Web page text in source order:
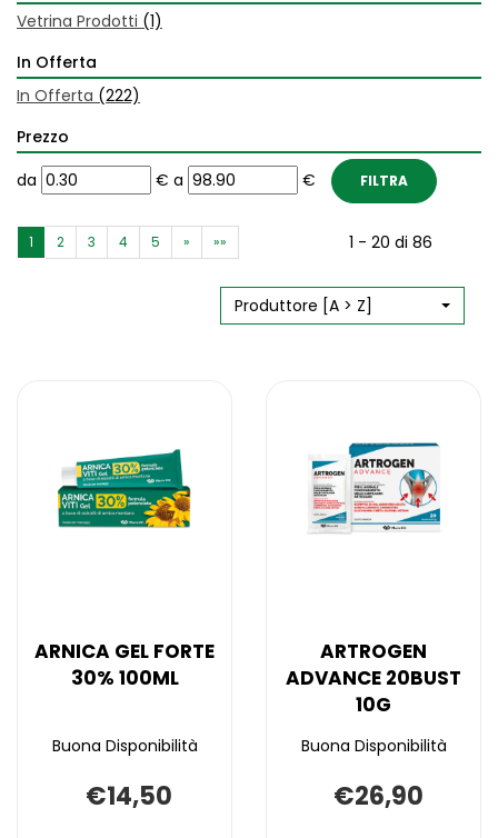
Vetrina Prodotti (1)
In Offerta
In Offerta (222)
Prezzo
filtra
da
da €
filtra
a
a €
1 2 3 4 5 » »» 1 - 20 di 86
Produttore [A > Z]
ARNICA GEL FORTE
30% 100ML
Buona Disponibilità
€14,50
ARTROGEN
ADVANCE 20BUST
10G
Buona Disponibilità
€26,90